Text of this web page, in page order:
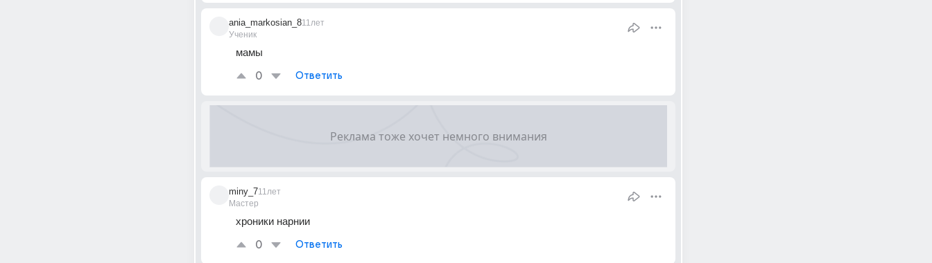
ania_markosian_8
Ученик
11лет
мамы
0 Ответить
miny_7
Мастер
11лет
хроники нарнии
0 Ответить